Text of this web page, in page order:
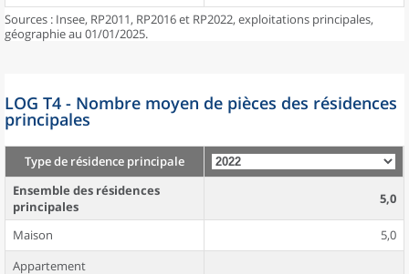
Sources : Insee, RP2011, RP2016 et RP2022, exploitations principales,
géographie au 01/01/2025.
LOG T4 - Nombre moyen de pièces des résidences
principales
Type de résidence principale
Ensemble des résidences
principales
5,0
Maison
5,0
Appartement